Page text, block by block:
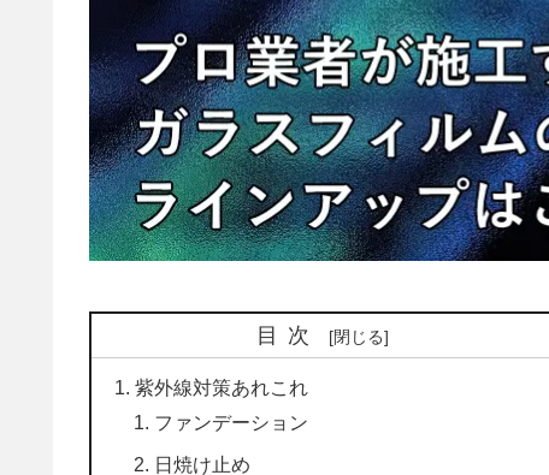
目次
紫外線対策あれこれ
ファンデーション
日焼け止め